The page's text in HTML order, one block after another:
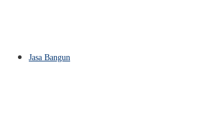
Jasa Bangun